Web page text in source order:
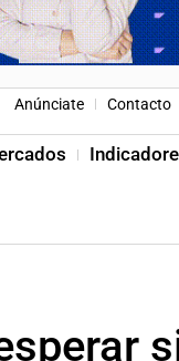
Anúnciate Contacto